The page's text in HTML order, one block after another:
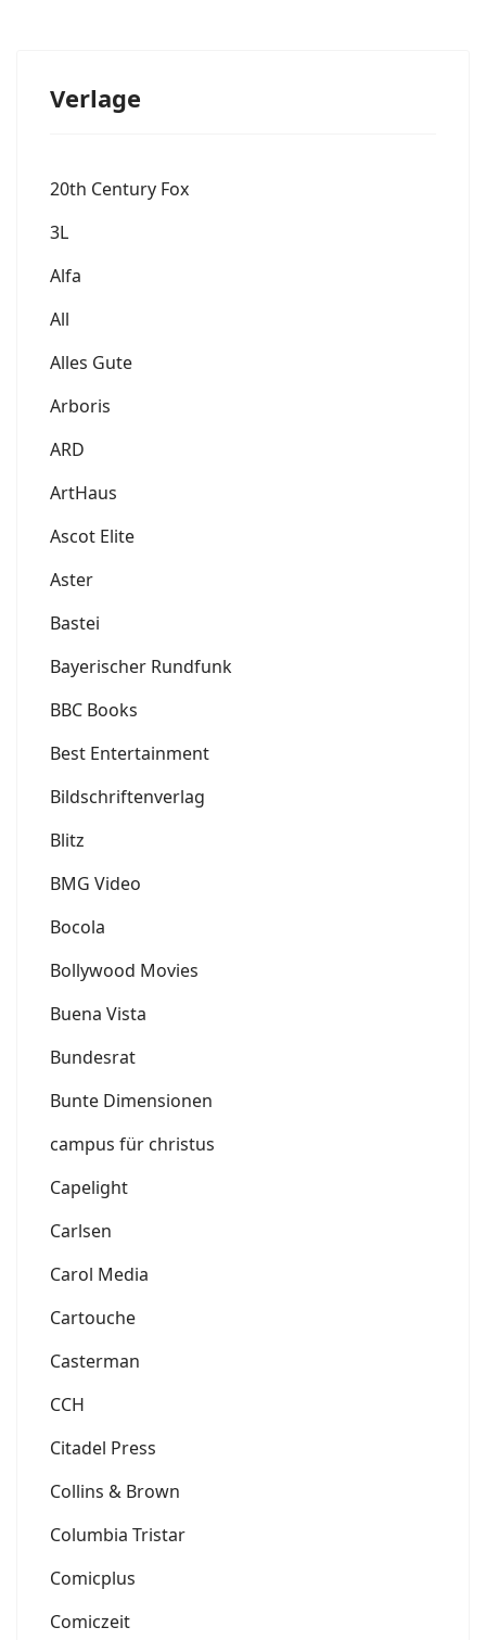
Verlage
20th Century Fox
3L
Alfa
All
Alles Gute
Arboris
ARD
ArtHaus
Ascot Elite
Aster
Bastei
Bayerischer Rundfunk
BBC Books
Best Entertainment
Bildschriftenverlag
Blitz
BMG Video
Bocola
Bollywood Movies
Buena Vista
Bundesrat
Bunte Dimensionen
campus für christus
Capelight
Carlsen
Carol Media
Cartouche
Casterman
CCH
Citadel Press
Collins & Brown
Columbia Tristar
Comicplus
Comiczeit